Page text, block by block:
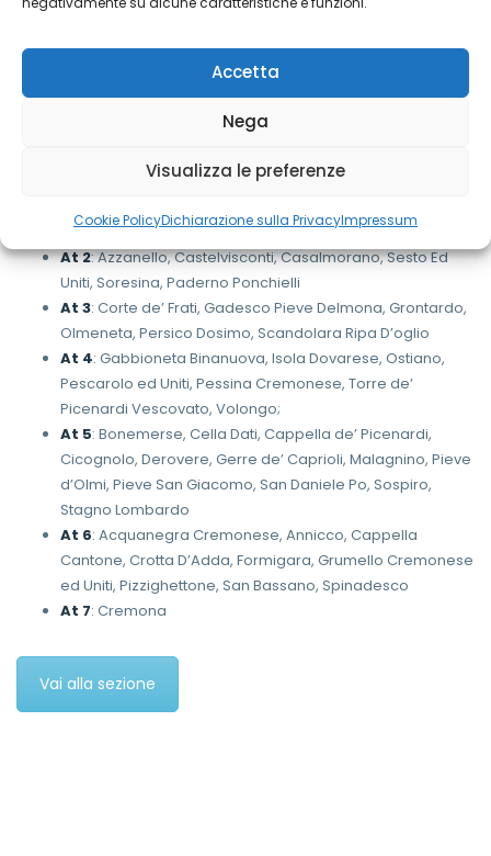
Accetta
Nega
Visualizza le preferenze
Cookie PolicyDichiarazione sulla PrivacyImpressum
convenzioni con i Comuni dell’Ambito distrettuale cremonese
per favorire la presenza del Servizio Sociale Territoriale.
Cerca il tuo Comune per maggiori informazioni.
Le Aggregazioni Territoriali (AT) sono così composte:
Cortesi, Pozzaglio ed Uniti, Robecco d’Oglio
At 2: Azzanello, Castelvisconti, Casalmorano, Sesto Ed
Uniti, Soresina, Paderno Ponchielli
At 3: Corte de’ Frati, Gadesco Pieve Delmona, Grontardo,
Olmeneta, Persico Dosimo, Scandolara Ripa D’oglio
At 4: Gabbioneta Binanuova, Isola Dovarese, Ostiano,
Pescarolo ed Uniti, Pessina Cremonese, Torre de’
Picenardi Vescovato, Volongo;
At 5: Bonemerse, Cella Dati, Cappella de’ Picenardi,
Cicognolo, Derovere, Gerre de’ Caprioli, Malagnino, Pieve
d’Olmi, Pieve San Giacomo, San Daniele Po, Sospiro,
Stagno Lombardo
At 6: Acquanegra Cremonese, Annicco, Cappella
Cantone, Crotta D’Adda, Formigara, Grumello Cremonese
ed Uniti, Pizzighettone, San Bassano, Spinadesco
At 7: Cremona
Vai alla sezione